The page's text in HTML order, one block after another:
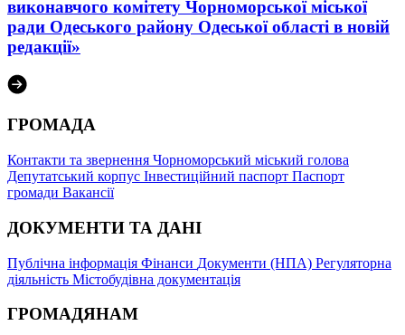
виконавчого комітету Чорноморської міської
ради Одеського району Одеської області в новій
редакції»
ГРОМАДА
Контакти та звернення Чорноморський міський голова
Депутатський корпус Інвестиційний паспорт Паспорт
громади Вакансії
ДОКУМЕНТИ ТА ДАНІ
Публічна інформація Фінанси Документи (НПА) Регуляторна
діяльність Містобудівна документація
ГРОМАДЯНАМ